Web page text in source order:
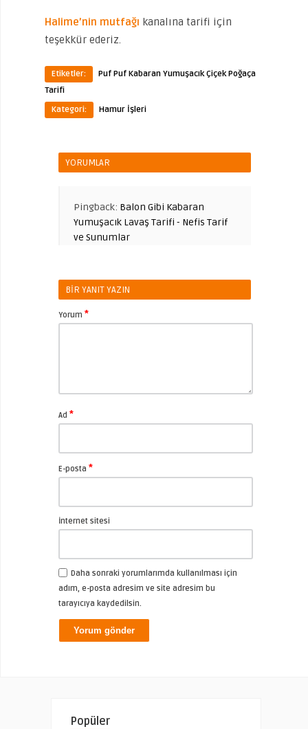
Halime’nin mutfağı kanalına tarifi için
teşekkür ederiz.
Etiketler:
Puf Puf Kabaran Yumuşacık Çiçek Poğaça
Tarifi
Kategori:
Hamur İşleri
YORUMLAR
Pingback: Balon Gibi Kabaran
Yumuşacık Lavaş Tarifi - Nefis Tarif
ve Sunumlar
BIR YANIT YAZIN
Yorum *
Ad *
E-posta *
İnternet sitesi
Daha sonraki yorumlarımda kullanılması için
adım, e-posta adresim ve site adresim bu
tarayıcıya kaydedilsin.
Popüler